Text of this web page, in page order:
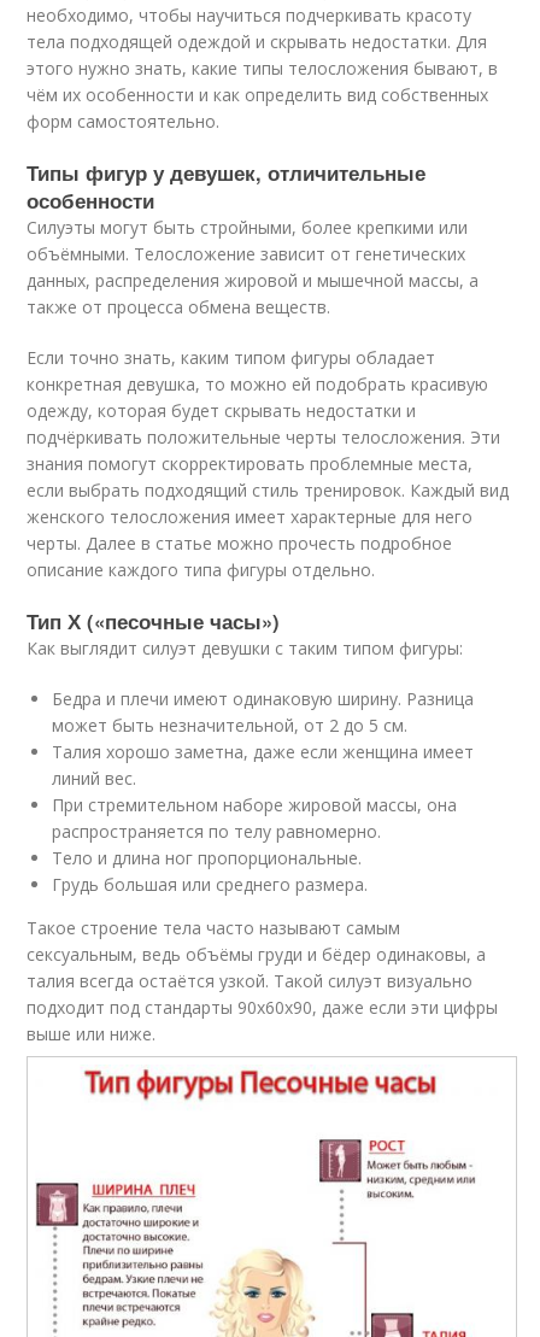
необходимо, чтобы научиться подчеркивать красоту
тела подходящей одеждой и скрывать недостатки. Для
этого нужно знать, какие типы телосложения бывают, в
чём их особенности и как определить вид собственных
форм самостоятельно.
Типы фигур у девушек, отличительные
особенности
Силуэты могут быть стройными, более крепкими или
объёмными. Телосложение зависит от генетических
данных, распределения жировой и мышечной массы, а
также от процесса обмена веществ.
Если точно знать, каким типом фигуры обладает
конкретная девушка, то можно ей подобрать красивую
одежду, которая будет скрывать недостатки и
подчёркивать положительные черты телосложения. Эти
знания помогут скорректировать проблемные места,
если выбрать подходящий стиль тренировок. Каждый вид
женского телосложения имеет характерные для него
черты. Далее в статье можно прочесть подробное
описание каждого типа фигуры отдельно.
Тип Х («песочные часы»)
Как выглядит силуэт девушки с таким типом фигуры:
Бедра и плечи имеют одинаковую ширину. Разница
может быть незначительной, от 2 до 5 см.
Талия хорошо заметна, даже если женщина имеет
линий вес.
При стремительном наборе жировой массы, она
распространяется по телу равномерно.
Тело и длина ног пропорциональные.
Грудь большая или среднего размера.
Такое строение тела часто называют самым
сексуальным, ведь объёмы груди и бёдер одинаковы, а
талия всегда остаётся узкой. Такой силуэт визуально
подходит под стандарты 90х60х90, даже если эти цифры
выше или ниже.